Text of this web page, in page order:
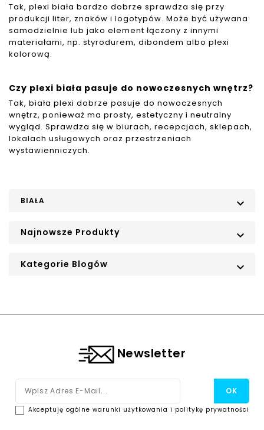
Tak, plexi biała bardzo dobrze sprawdza się przy
produkcji liter, znaków i logotypów. Może być używana
samodzielnie lub jako element łączony z innymi
materiałami, np. styrodurem, dibondem albo plexi
kolorową.
Czy plexi biała pasuje do nowoczesnych wnętrz?
Tak, biała plexi dobrze pasuje do nowoczesnych
wnętrz, ponieważ ma prosty, estetyczny i neutralny
wygląd. Sprawdza się w biurach, recepcjach, sklepach,
lokalach usługowych oraz przestrzeniach
wystawienniczych.
BIAŁA 
Najnowsze Produkty 
Kategorie Blogów 
Newsletter
Akceptuję ogólne warunki użytkowania i politykę prywatności